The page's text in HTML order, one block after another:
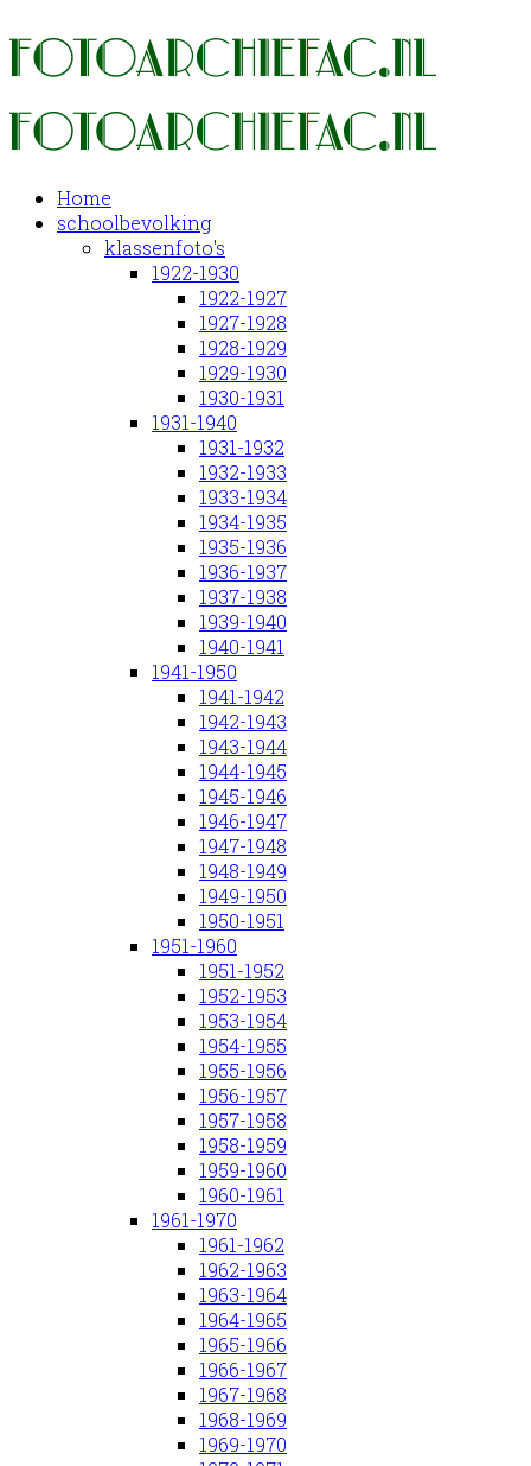
Home
schoolbevolking
klassenfoto's
1922-1930
1922-1927
1927-1928
1928-1929
1929-1930
1930-1931
1931-1940
1931-1932
1932-1933
1933-1934
1934-1935
1935-1936
1936-1937
1937-1938
1939-1940
1940-1941
1941-1950
1941-1942
1942-1943
1943-1944
1944-1945
1945-1946
1946-1947
1947-1948
1948-1949
1949-1950
1950-1951
1951-1960
1951-1952
1952-1953
1953-1954
1954-1955
1955-1956
1956-1957
1957-1958
1958-1959
1959-1960
1960-1961
1961-1970
1961-1962
1962-1963
1963-1964
1964-1965
1965-1966
1966-1967
1967-1968
1968-1969
1969-1970